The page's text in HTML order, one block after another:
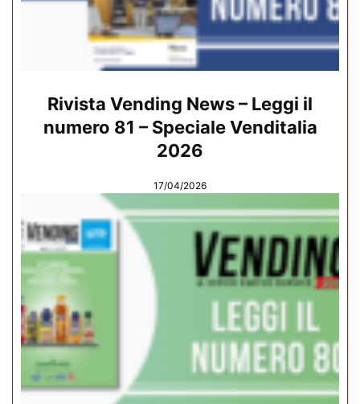
Rivista Vending News – Leggi il
numero 81 – Speciale Venditalia
2026
17/04/2026